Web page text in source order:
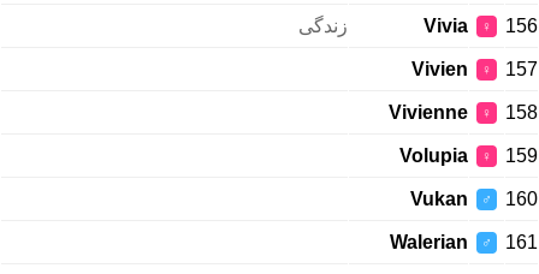
156
♀
Vivia زندگی
157
♀
Vivien
158
♀
Vivienne
159
♀
Volupia
160
♂
Vukan
161
♂
Walerian